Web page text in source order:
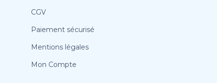
CGV
Paiement sécurisé
Mentions légales
Mon Compte